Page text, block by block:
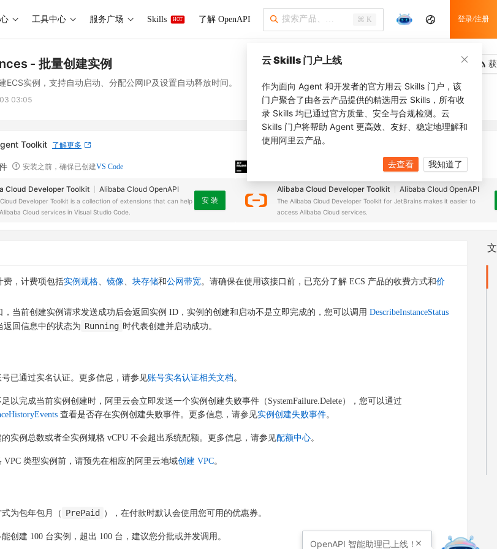
工具中心 服务广场 Skills HOT 了解 OpenAPI ⌘ K 登录/注册
- 批量创建实例
ECS实例，支持自动启动、分配公网IP及设置自动释放时间。
03:05
Toolkit 了解更多
安装之前，确保已创建VS Code
Cloud Developer Toolkit Alibaba Cloud OpenAPI
Developer Toolkit is a collection of extensions that can help
Cloud services in Visual Studio Code.
安 装
安装之前，确保已创建JetBrains IDE
Alibaba Cloud Developer Toolkit Alibaba Cloud OpenAPI
The Alibaba Cloud Developer Toolkit for JetBrains makes it easier to
access Alibaba Cloud services.
费，计费项包括实例规格、 镜像、 块存储和公网带宽。请确保在使用该接口前，已充分了解 ECS 产品的收费方式和价
，当前创建实例请求发送成功后会返回实例 ID，实例的创建和启动不是立即完成的，您可以调用 DescribeInstanceStatus
返回信息中的状态为 Running 时代表创建并启动成功。
已通过实名认证。更多信息，请参见账号实名认证相关文档。
以完成当前实例创建时，阿里云会立即发送一个实例创建失败事件（SystemFailure.Delete），您可以通过
查看是否存在实例创建失败事件。更多信息，请参见实例创建失败事件。
实例总数或者全实例规格 vCPU 不会超出系统配额。更多信息，请参见配额中心。
VPC 类型实例前，请预先在相应的阿里云地域创建 VPC。
为包年包月（ PrePaid ），在付款时默认会使用您可用的优惠券。
创建 100 台实例，超出 100 台，建议您分批或并发调用。
云 Skills 门户上线
作为面向 Agent 和开发者的官方用云 Skills 门户，该
门户聚合了由各云产品提供的精选用云 Skills，所有收
录 Skills 均已通过官方质量、安全与合规检测。云
Skills 门户将帮助 Agent 更高效、友好、稳定地理解和
使用阿里云产品。
去查看 我知道了
OpenAPI 智能助理已上线！